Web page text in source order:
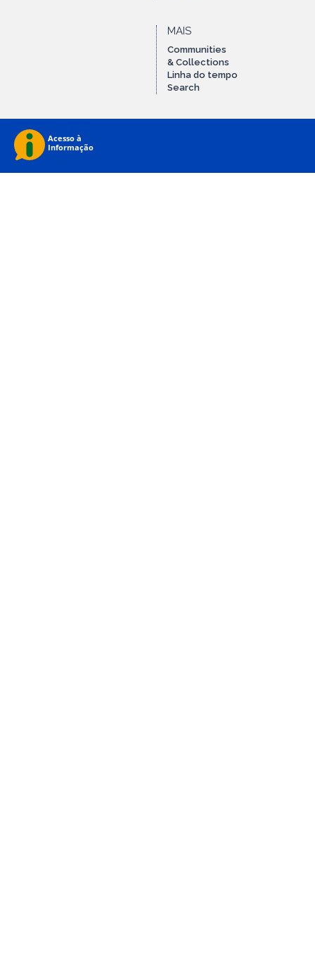
MAIS
Communities
& Collections
Linha do tempo
Search